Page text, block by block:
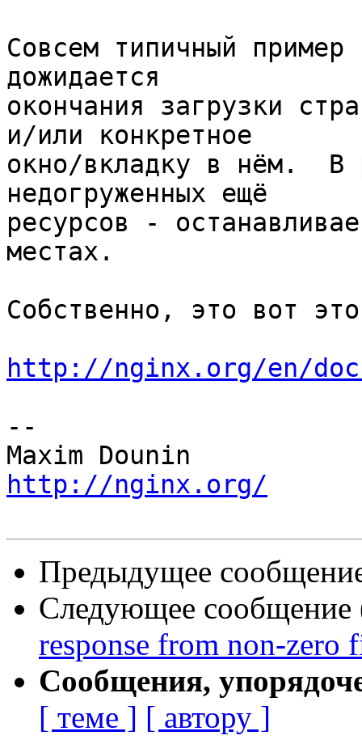
Совсем типичный
дожидается
окончания загрузки
и/или конкретное
окно/вкладку в нём.  В
недогруженных ещё
ресурсов -
местах.
Собственно, это вот
http://nginx.org/en/
--
http://nginx.org/
Предыдущее
Следующее сообщение
response from non-zero
Сообщения,
[ теме ] [ автору ]